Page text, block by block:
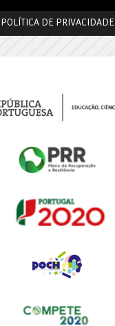
POLÍTICA DE PRIVACIDADE